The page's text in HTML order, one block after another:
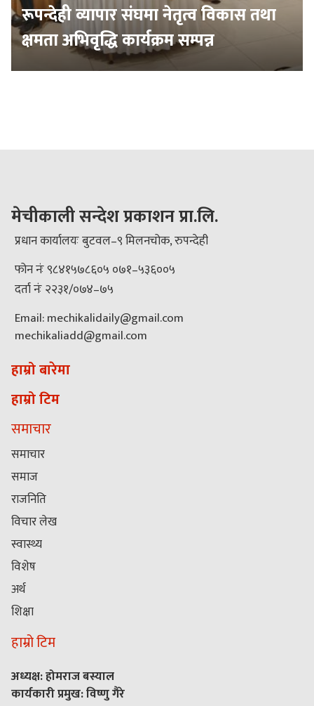
रूपन्देही व्यापार संघमा नेतृत्व विकास तथा
क्षमता अभिवृद्धि कार्यक्रम सम्पन्न
मेचीकाली सन्देश प्रकाशन प्रा.लि.
प्रधान कार्यालयः बुटवल–९ मिलनचोक, रुपन्देही
फोन नंः ९८४१५७८६०५ ०७१–५३६००५
दर्ता नंः २२३१/०७४–७५
Email: mechikalidaily@gmail.com
mechikaliadd@gmail.com
हाम्रो बारेमा
हाम्रो टिम
समाचार
समाचार
समाज
राजनिति
विचार लेख
स्वास्थ्य
विशेष
अर्थ
शिक्षा
हाम्रो टिम
अध्यक्ष: होमराज बस्याल
कार्यकारी प्रमुख: विष्णु गैरे